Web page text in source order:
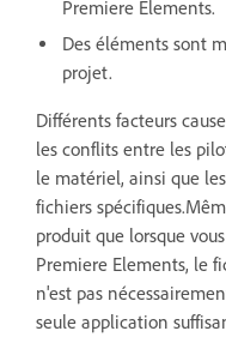
Premiere Elements.
Des éléments sont
projet.
Différents facteurs
les conflits entre les
le matériel, ainsi que
fichiers
produit que lorsque
Premiere Elements, le
n'est pas
seule application